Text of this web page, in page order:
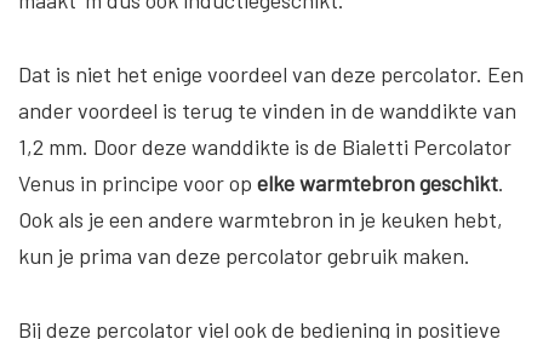
Dat is niet het enige voordeel van deze percolator. Een
ander voordeel is terug te vinden in de wanddikte van
1,2 mm. Door deze wanddikte is de Bialetti Percolator
Venus in principe voor op elke warmtebron geschikt.
Ook als je een andere warmtebron in je keuken hebt,
kun je prima van deze percolator gebruik maken.
Bij deze percolator viel ook de bediening in positieve